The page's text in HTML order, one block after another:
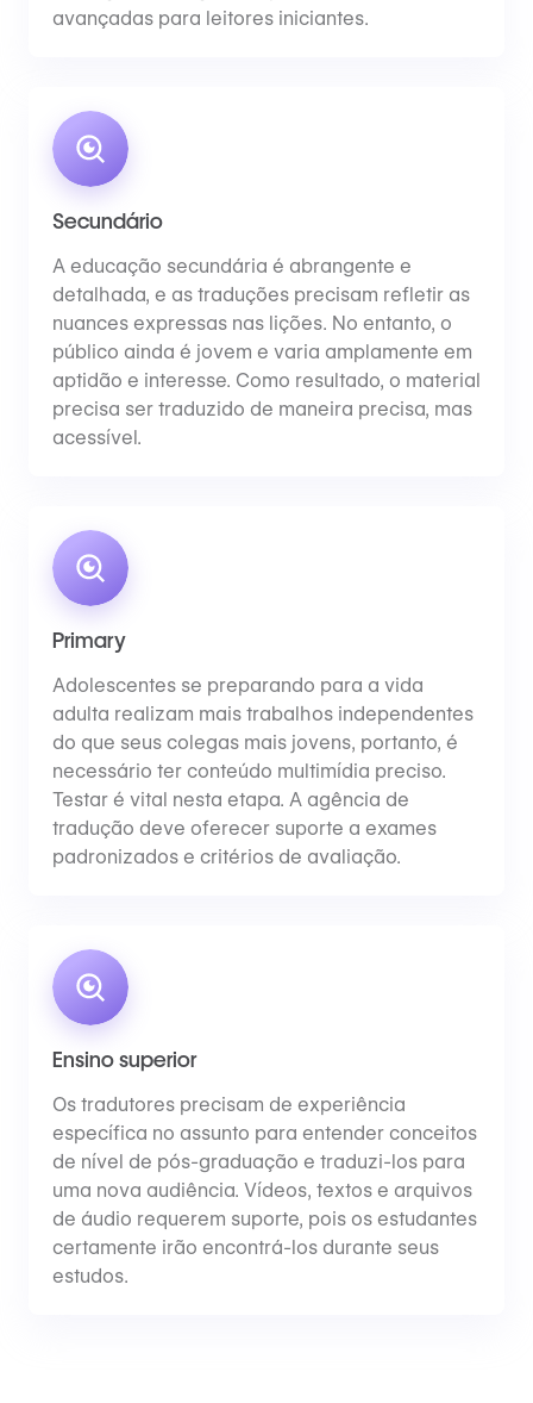
avançadas para leitores iniciantes.
Secundário
A educação secundária é abrangente e
detalhada, e as traduções precisam refletir as
nuances expressas nas lições. No entanto, o
público ainda é jovem e varia amplamente em
aptidão e interesse. Como resultado, o material
precisa ser traduzido de maneira precisa, mas
acessível.
Primary
Adolescentes se preparando para a vida
adulta realizam mais trabalhos independentes
do que seus colegas mais jovens, portanto, é
necessário ter conteúdo multimídia preciso.
Testar é vital nesta etapa. A agência de
tradução deve oferecer suporte a exames
padronizados e critérios de avaliação.
Ensino superior
Os tradutores precisam de experiência
específica no assunto para entender conceitos
de nível de pós-graduação e traduzi-los para
uma nova audiência. Vídeos, textos e arquivos
de áudio requerem suporte, pois os estudantes
certamente irão encontrá-los durante seus
estudos.